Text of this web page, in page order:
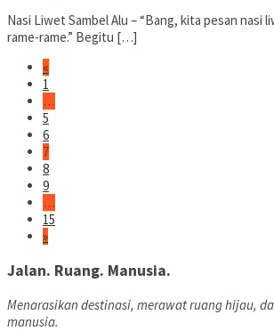
Nasi Liwet Sambel Alu – “Bang, kita pesan nasi
rame-rame.” Begitu […]
«
1
…
5
6
7
8
9
…
15
»
Jalan. Ruang. Manusia.
Menarasikan destinasi, merawat ruang hijau,
manusia.